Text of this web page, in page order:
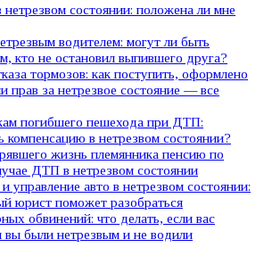
состоянии: положена ли мне
водителем: могут ли быть
кто не остановил выпившего друга?
тормозов: как поступить, оформлено
прав за нетрезвое состояние — все
погибшего пешехода при ДТП:
компенсацию в нетрезвом состоянии?
жизнь племянника пенсию по
ДТП в нетрезвом состоянии
авто в нетрезвом состоянии:
юрист поможет разобраться
обвинений: что делать, если вас
были нетрезвым и не водили